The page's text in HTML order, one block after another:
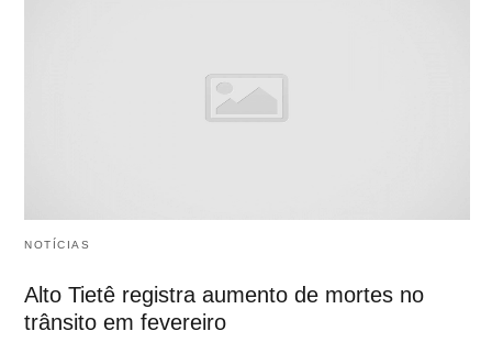
NOTÍCIAS
Alto Tietê registra aumento de mortes no
trânsito em fevereiro